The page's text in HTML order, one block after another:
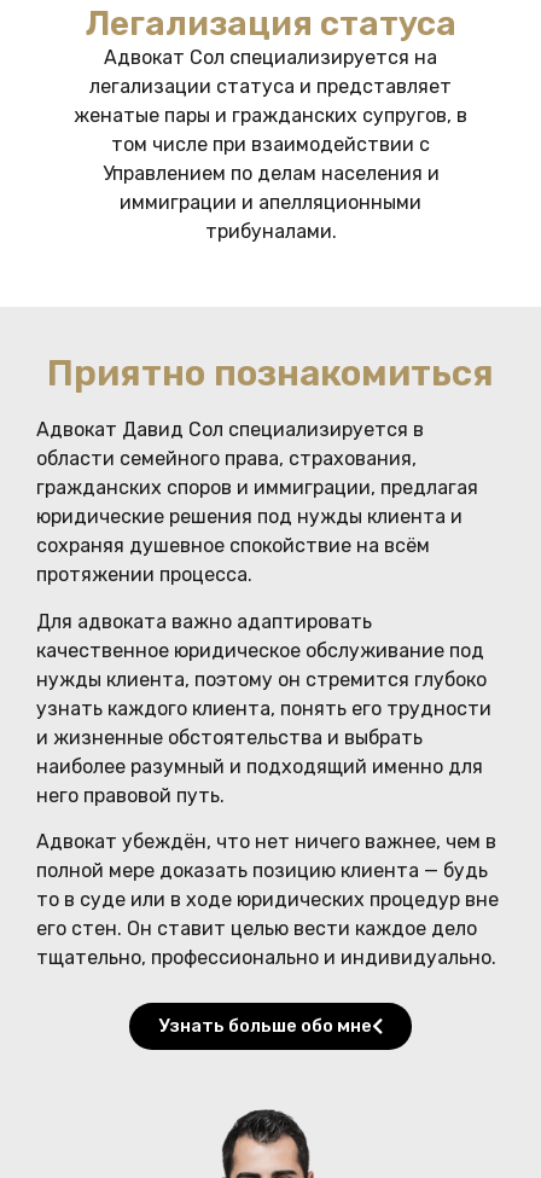
Легализация статуса
Адвокат Сол специализируется на
легализации статуса и представляет
женатые пары и гражданских супругов, в
том числе при взаимодействии с
Управлением по делам населения и
иммиграции и апелляционными
трибуналами.
Приятно познакомиться
Адвокат Давид Сол специализируется в
области семейного права, страхования,
гражданских споров и иммиграции, предлагая
юридические решения под нужды клиента и
сохраняя душевное спокойствие на всём
протяжении процесса.
Для адвоката важно адаптировать
качественное юридическое обслуживание под
нужды клиента, поэтому он стремится глубоко
узнать каждого клиента, понять его трудности
и жизненные обстоятельства и выбрать
наиболее разумный и подходящий именно для
него правовой путь.
Адвокат убеждён, что нет ничего важнее, чем в
полной мере доказать позицию клиента — будь
то в суде или в ходе юридических процедур вне
его стен. Он ставит целью вести каждое дело
тщательно, профессионально и индивидуально.
Узнать больше обо мне